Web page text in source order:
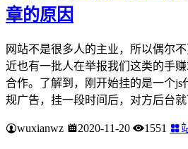
章的原因
网站不是很多人的主业，所以偶尔
近也有一批人在举报我们这类的手
合作。了解到，刚开始挂的是一个js
规广告，挂一段时间后，对方后台就
wuxianwz 2020-11-20 1551